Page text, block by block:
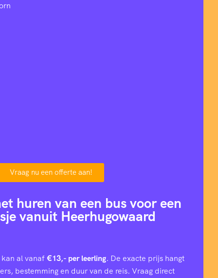
Vraag nu een offerte aan!
huren van een bus voor een
vanuit Heerhugowaard
kan al vanaf€13,- per leerling. De exacte prijs hangt
bestemming en duur van de reis. Vraag direct